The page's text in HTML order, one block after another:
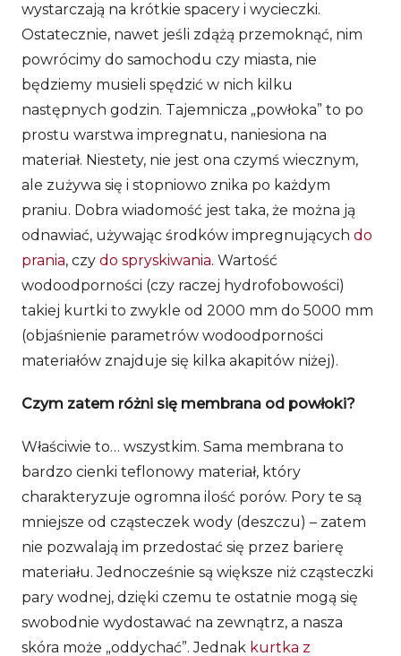
wystarczają na krótkie spacery i wycieczki.
Ostatecznie, nawet jeśli zdążą przemoknąć, nim
powrócimy do samochodu czy miasta, nie
będziemy musieli spędzić w nich kilku
następnych godzin. Tajemnicza „powłoka” to po
prostu warstwa impregnatu, naniesiona na
materiał. Niestety, nie jest ona czymś wiecznym,
ale zużywa się i stopniowo znika po każdym
praniu. Dobra wiadomość jest taka, że można ją
odnawiać, używając środków impregnujących do
prania, czy do spryskiwania. Wartość
wodoodporności (czy raczej hydrofobowości)
takiej kurtki to zwykle od 2000 mm do 5000 mm
(objaśnienie parametrów wodoodporności
materiałów znajduje się kilka akapitów niżej).
Czym zatem różni się membrana od powłoki?
Właściwie to… wszystkim. Sama membrana to
bardzo cienki teflonowy materiał, który
charakteryzuje ogromna ilość porów. Pory te są
mniejsze od cząsteczek wody (deszczu) – zatem
nie pozwalają im przedostać się przez barierę
materiału. Jednocześnie są większe niż cząsteczki
pary wodnej, dzięki czemu te ostatnie mogą się
swobodnie wydostawać na zewnątrz, a nasza
skóra może „oddychać”. Jednak kurtka z